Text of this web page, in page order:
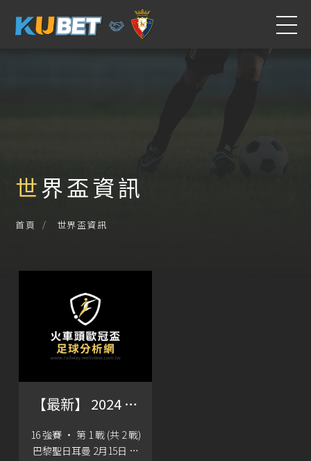
世界盃資訊
首頁 世界盃資訊
【最新】 2024 歐
冠盃 賽程
16 強賽 · 第 1 戰 (共 2 戰)
巴黎聖日耳曼 2月15日 上